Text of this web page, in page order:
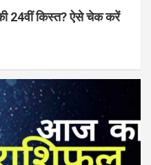
24वीं किस्त? ऐसे चेक करें